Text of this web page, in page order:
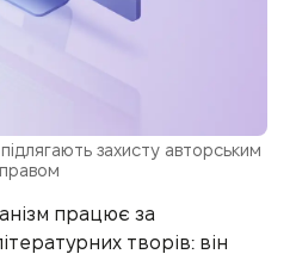
захисту авторським
правом
працює за
творів: він